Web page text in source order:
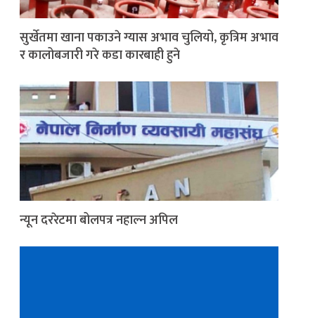
सुर्खेतमा खाना पकाउने ग्यास अभाव चुलियो, कृत्रिम अभाव
र कालोबजारी गरे कडा कारबाही हुने
न्यून दररेटमा बोलपत्र नहाल्न अपिल